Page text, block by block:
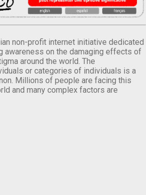
non-profit internet initiative dedicated
awareness on the damaging effects of
around the world. The
or categories of individuals is a
Millions of people are facing this
and many complex factors are